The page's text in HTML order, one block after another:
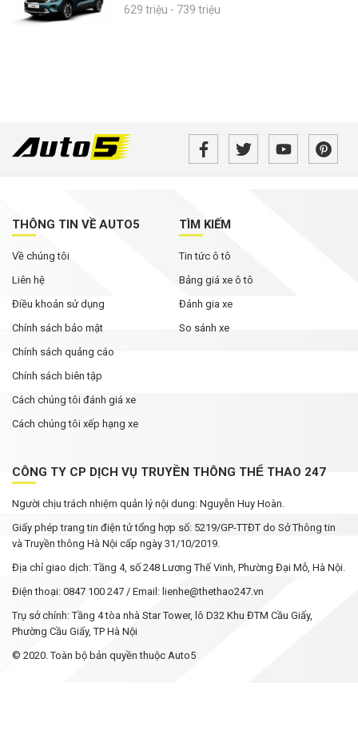
629 triệu - 739 triệu
THÔNG TIN VỀ AUTO5
Về chúng tôi
Liên hệ
Điều khoản sử dụng
Chính sách bảo mật
Chính sách quảng cáo
Chính sách biên tập
Cách chúng tôi đánh giá xe
Cách chúng tôi xếp hạng xe
TÌM KIẾM
Tin tức ô tô
Bảng giá xe ô tô
Đánh gia xe
So sánh xe
CÔNG TY CP DỊCH VỤ TRUYỀN THÔNG THỂ THAO 247
Người chịu trách nhiệm quản lý nội dung: Nguyễn Huy Hoàn.
Giấy phép trang tin điện tử tổng hợp số: 5219/GP-TTĐT do Sở Thông tin
và Truyền thông Hà Nội cấp ngày 31/10/2019.
Địa chỉ giao dịch: Tầng 4, số 248 Lương Thế Vinh, Phường Đại Mỗ, Hà Nội.
Điện thoại: 0847 100 247 / Email: lienhe@thethao247.vn
Trụ sở chính: Tầng 4 tòa nhà Star Tower, lô D32 Khu ĐTM Cầu Giấy,
Phường Cầu Giấy, TP Hà Nội
© 2020. Toàn bộ bản quyền thuộc Auto5